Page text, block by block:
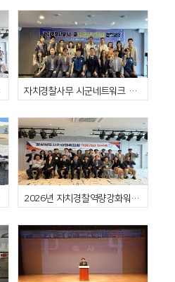
자치경찰사무 시군네트워크 활성화 협력회의 개최(26.6.9.)
2026년 자치경찰역량강화워크숍(26.4.20.)